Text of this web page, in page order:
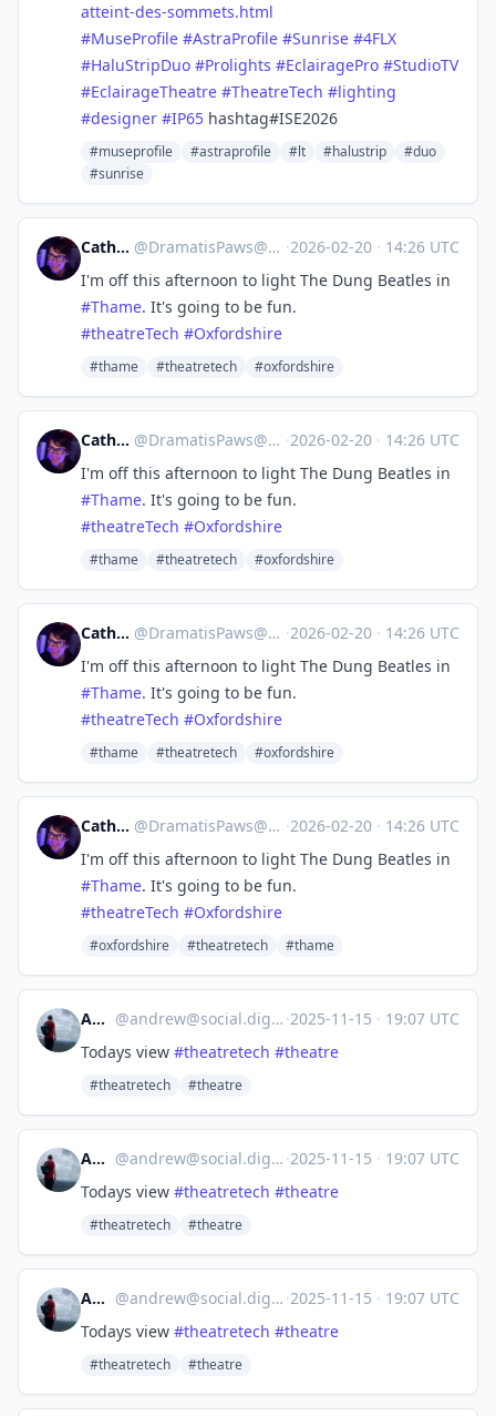
atteint-des-sommets.html
#MuseProfile #AstraProfile #Sunrise #4FLX
#HaluStripDuo #Prolights #EclairagePro #StudioTV
#EclairageTheatre #TheatreTech #lighting
#designer #IP65 hashtag#ISE2026
#museprofile #astraprofile #lt #halustrip
#duo
#sunrise
Catherine @DramatisPaws@toot.wales ·2026-02-20 · 14:26 UTC
I'm off this afternoon to light The Dung Beatles in
#Thame. It's going to be fun.
#theatreTech #Oxfordshire
#thame #theatretech #oxfordshire
Catherine @DramatisPaws@toot.wales ·2026-02-20 · 14:26 UTC
I'm off this afternoon to light The Dung Beatles in
#Thame. It's going to be fun.
#theatreTech #Oxfordshire
#thame #theatretech #oxfordshire
Catherine @DramatisPaws@toot.wales ·2026-02-20 · 14:26 UTC
I'm off this afternoon to light The Dung Beatles in
#Thame. It's going to be fun.
#theatreTech #Oxfordshire
#thame #theatretech #oxfordshire
Catherine @DramatisPaws@toot.wales ·2026-02-20 · 14:26 UTC
I'm off this afternoon to light The Dung Beatles in
#Thame. It's going to be fun.
#theatreTech #Oxfordshire
#oxfordshire #theatretech #thame
Andrew @andrew@social.digitalmountains.co.uk ·2025-11-15 · 19:07 UTC
Todays view #theatretech #theatre
#theatretech #theatre
Andrew @andrew@social.digitalmountains.co.uk ·2025-11-15 · 19:07 UTC
Todays view #theatretech #theatre
#theatretech #theatre
Andrew @andrew@social.digitalmountains.co.uk ·2025-11-15 · 19:07 UTC
Todays view #theatretech #theatre
#theatretech #theatre